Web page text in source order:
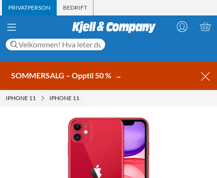
PRIVATPERSON BEDRIFT
SOMMERSALG – Opptil 50 % →
IPHONE 11 IPHONE 11